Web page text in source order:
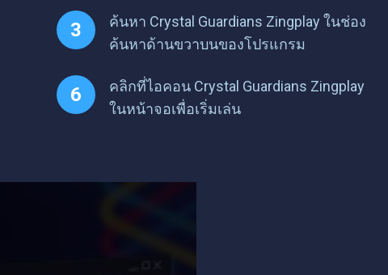
ค้นหา Crystal Guardians Zingplay ในช่อง
ค้นหาด้านขวาบนของโปรแกรม
คลิกที่ไอคอน Crystal Guardians Zingplay
ในหน้าจอเพื่อเริ่มเล่น